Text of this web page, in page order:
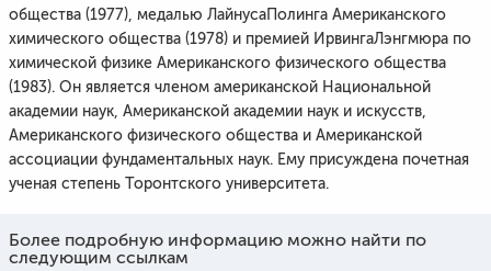
общества (1977), медалью ЛайнусаПолинга Американского
химического общества (1978) и премией ИрвингаЛэнгмюра по
химической физике Американского физического общества
(1983). Он является членом американской Национальной
академии наук, Американской академии наук и искусств,
Американского физического общества и Американской
ассоциации фундаментальных наук. Ему присуждена почетная
ученая степень Торонтского университета.
Более подробную информацию можно найти по
следующим ссылкам